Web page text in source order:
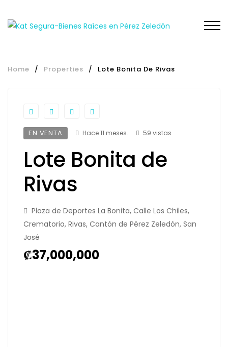
Home / Properties / Lote Bonita De Rivas
EN VENTA Hace 11 meses. 59 vistas
Lote Bonita de
Rivas
Plaza de Deportes La Bonita, Calle Los Chiles,
Crematorio, Rivas, Cantón de Pérez Zeledón, San
José
₡37,000,000